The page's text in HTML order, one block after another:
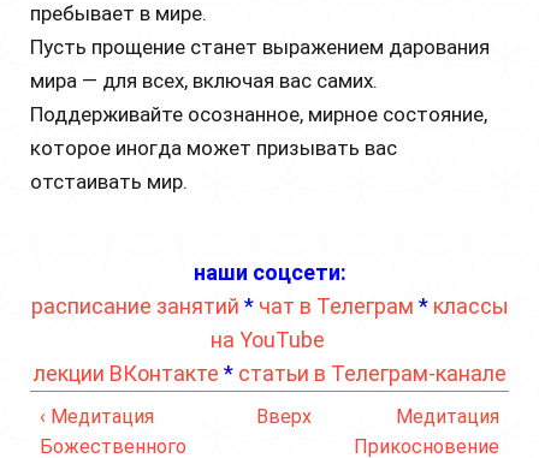
пребывает в мире.
Пусть прощение станет выражением дарования
мира — для всех, включая вас самих.
Поддерживайте осознанное, мирное состояние,
которое иногда может призывать вас
отстаивать мир.
наши соцсети:
расписание занятий * чат в Телеграм * классы
на YouTube
лекции ВКонтакте * статьи в Телеграм-канале
‹ Медитация
Божественного
Вверх
Медитация
Прикосновение